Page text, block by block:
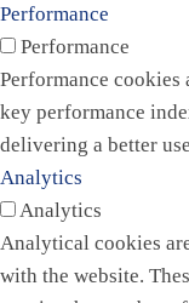
Performance
Performance
Performance cookies
key performance
delivering a better
Analytics
Analytics
Analytical cookies
with the website.